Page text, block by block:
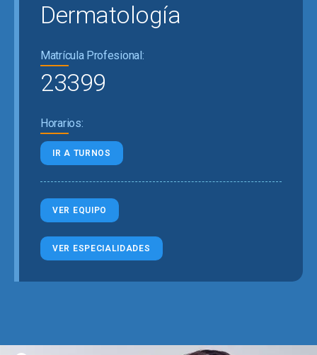
Dermatología
Matrícula Profesional:
23399
Horarios:
IR A TURNOS
VER EQUIPO
VER ESPECIALIDADES